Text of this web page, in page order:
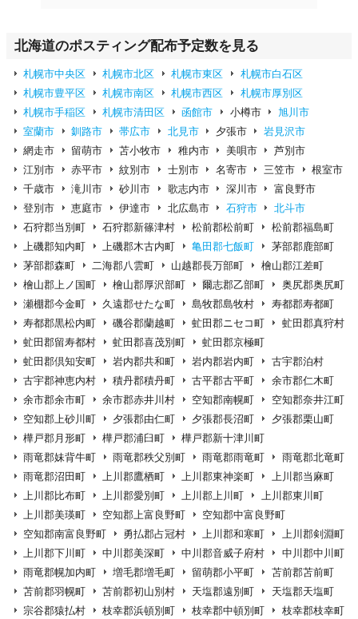
北海道のポスティング配布予定数を見る
札幌市中央区 札幌市北区 札幌市東区
札幌市白石区
札幌市豊平区
札幌市南区 札幌市西区
札幌市厚別区
札幌市手稲区
札幌市清田区 函館市 小樽市
旭川市
室蘭市
釧路市 帯広市 北見市 夕張市
岩見沢市
網走市
留萌市 苫小牧市 稚内市 美唄市
芦別市
江別市
赤平市 紋別市 士別市 名寄市 三笠市
根室市
千歳市
滝川市 砂川市 歌志内市 深川市
富良野市
登別市
恵庭市 伊達市 北広島市 石狩市
北斗市
石狩郡当別町
石狩郡新篠津村 松前郡松前町
松前郡福島町
上磯郡知内町
上磯郡木古内町 亀田郡七飯町
茅部郡鹿部町
茅部郡森町
二海郡八雲町 山越郡長万部町
檜山郡江差町
檜山郡上ノ国町
檜山郡厚沢部町 爾志郡乙部町
奥尻郡奥尻町
瀬棚郡今金町
久遠郡せたな町 島牧郡島牧村
寿都郡寿都町
寿都郡黒松内町
磯谷郡蘭越町 虻田郡ニセコ町
虻田郡真狩村
虻田郡留寿都村
虻田郡喜茂別町
虻田郡京極町
虻田郡倶知安町
岩内郡共和町 岩内郡岩内町
古宇郡泊村
古宇郡神恵内村
積丹郡積丹町 古平郡古平町
余市郡仁木町
余市郡余市町
余市郡赤井川村 空知郡南幌町
空知郡奈井江町
空知郡上砂川町
夕張郡由仁町 夕張郡長沼町
夕張郡栗山町
樺戸郡月形町
樺戸郡浦臼町
樺戸郡新十津川町
雨竜郡妹背牛町
雨竜郡秩父別町 雨竜郡雨竜町
雨竜郡北竜町
雨竜郡沼田町
上川郡鷹栖町 上川郡東神楽町
上川郡当麻町
上川郡比布町
上川郡愛別町 上川郡上川町
上川郡東川町
上川郡美瑛町
空知郡上富良野町
空知郡中富良野町
空知郡南富良野町
勇払郡占冠村 上川郡和寒町
上川郡剣淵町
上川郡下川町
中川郡美深町 中川郡音威子府村
中川郡中川町
雨竜郡幌加内町
増毛郡増毛町 留萌郡小平町
苫前郡苫前町
苫前郡羽幌町
苫前郡初山別村 天塩郡遠別町
天塩郡天塩町
宗谷郡猿払村
枝幸郡浜頓別町 枝幸郡中頓別町
枝幸郡枝幸町